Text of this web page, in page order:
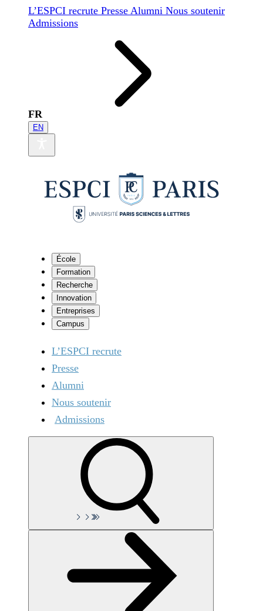
L’ESPCI recrute Presse Alumni Nous soutenir
Admissions
FR
EN
École
Formation
Recherche
Innovation
Entreprises
Campus
L’ESPCI recrute
Presse
Alumni
Nous soutenir
Admissions